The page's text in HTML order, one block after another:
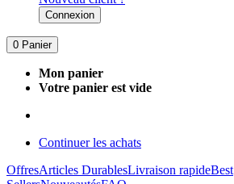
Connexion
0 Panier
Mon panier
Votre panier est vide
Continuer les achats
OffresArticles DurablesLivraison rapideBest